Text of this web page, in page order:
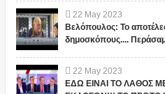
22 May 2023
Βελόπουλος: Το
δημοσκόπους....
22 May 2023
ΕΔΩ ΕΙΝΑΙ ΤΟ ΛΑΘΟΣ